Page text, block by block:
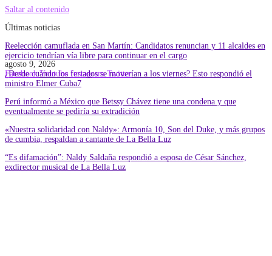
Saltar al contenido
Últimas noticias
Reelección camuflada en San Martín: Candidatos renuncian y 11 alcaldes en
ejercicio tendrían vía libre para continuar en el cargo
¿Desde cuándo los feriados se moverían a los viernes? Esto respondió el
ministro Elmer Cuba7
Perú informó a México que Betssy Chávez tiene una condena y que
eventualmente se pediría su extradición
«Nuestra solidaridad con Naldy»: Armonía 10, Son del Duke, y más grupos
de cumbia, respaldan a cantante de La Bella Luz
“Es difamación”: Naldy Saldaña respondió a esposa de César Sánchez,
exdirector musical de La Bella Luz
agosto 9, 2026
Facebook Youtube Instagram Twitter